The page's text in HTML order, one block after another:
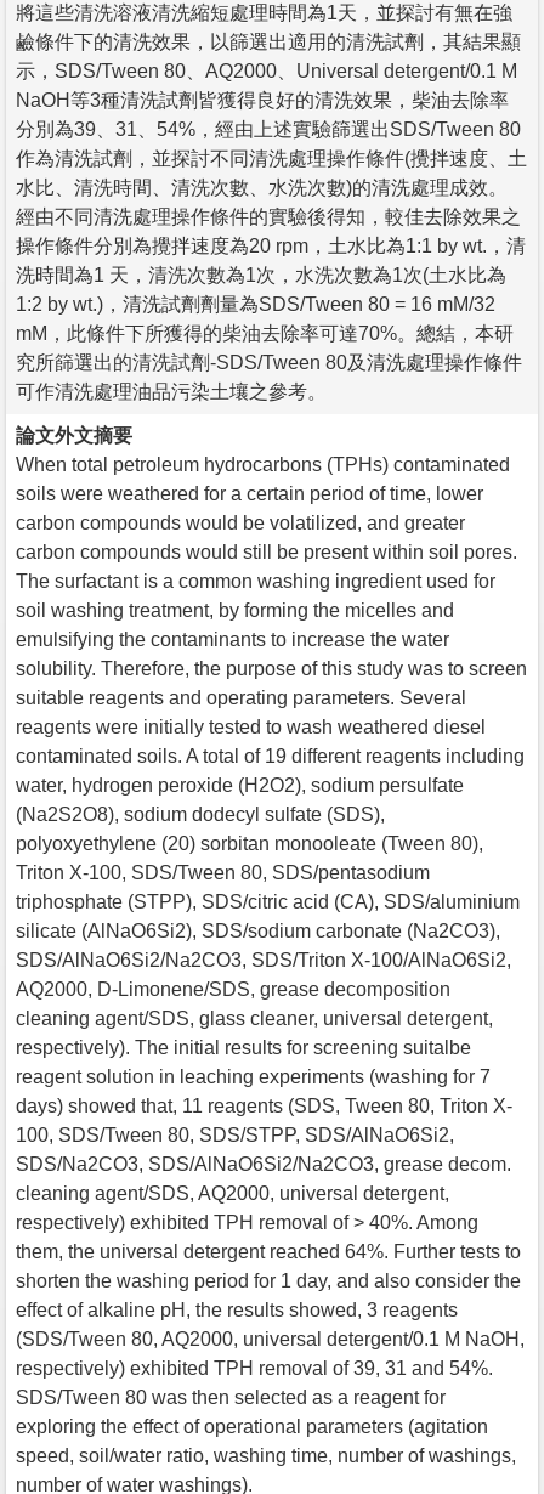
將這些清洗溶液清洗縮短處理時間為1天，並探討有無在強
鹼條件下的清洗效果，以篩選出適用的清洗試劑，其結果顯
示，SDS/Tween 80、AQ2000、Universal detergent/0.1 M
NaOH等3種清洗試劑皆獲得良好的清洗效果，柴油去除率
分別為39、31、54%，經由上述實驗篩選出SDS/Tween 80
作為清洗試劑，並探討不同清洗處理操作條件(攪拌速度、土
水比、清洗時間、清洗次數、水洗次數)的清洗處理成效。
經由不同清洗處理操作條件的實驗後得知，較佳去除效果之
操作條件分別為攪拌速度為20 rpm，土水比為1:1 by wt.，清
洗時間為1 天，清洗次數為1次，水洗次數為1次(土水比為
1:2 by wt.)，清洗試劑劑量為SDS/Tween 80 = 16 mM/32
mM，此條件下所獲得的柴油去除率可達70%。總結，本研
究所篩選出的清洗試劑-SDS/Tween 80及清洗處理操作條件
可作清洗處理油品污染土壤之參考。
論文外文摘要
When total petroleum hydrocarbons (TPHs) contaminated
soils were weathered for a certain period of time, lower
carbon compounds would be volatilized, and greater
carbon compounds would still be present within soil pores.
The surfactant is a common washing ingredient used for
soil washing treatment, by forming the micelles and
emulsifying the contaminants to increase the water
solubility. Therefore, the purpose of this study was to screen
suitable reagents and operating parameters. Several
reagents were initially tested to wash weathered diesel
contaminated soils. A total of 19 different reagents including
water, hydrogen peroxide (H2O2), sodium persulfate
(Na2S2O8), sodium dodecyl sulfate (SDS),
polyoxyethylene (20) sorbitan monooleate (Tween 80),
Triton X-100, SDS/Tween 80, SDS/pentasodium
triphosphate (STPP), SDS/citric acid (CA), SDS/aluminium
silicate (AlNaO6Si2), SDS/sodium carbonate (Na2CO3),
SDS/AlNaO6Si2/Na2CO3, SDS/Triton X-100/AlNaO6Si2,
AQ2000, D-Limonene/SDS, grease decomposition
cleaning agent/SDS, glass cleaner, universal detergent,
respectively). The initial results for screening suitalbe
reagent solution in leaching experiments (washing for 7
days) showed that, 11 reagents (SDS, Tween 80, Triton X-
100, SDS/Tween 80, SDS/STPP, SDS/AlNaO6Si2,
SDS/Na2CO3, SDS/AlNaO6Si2/Na2CO3, grease decom.
cleaning agent/SDS, AQ2000, universal detergent,
respectively) exhibited TPH removal of > 40%. Among
them, the universal detergent reached 64%. Further tests to
shorten the washing period for 1 day, and also consider the
effect of alkaline pH, the results showed, 3 reagents
(SDS/Tween 80, AQ2000, universal detergent/0.1 M NaOH,
respectively) exhibited TPH removal of 39, 31 and 54%.
SDS/Tween 80 was then selected as a reagent for
exploring the effect of operational parameters (agitation
speed, soil/water ratio, washing time, number of washings,
number of water washings).